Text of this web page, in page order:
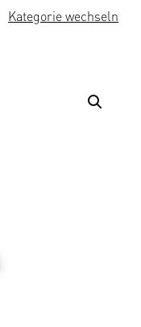
Kategorie wechseln